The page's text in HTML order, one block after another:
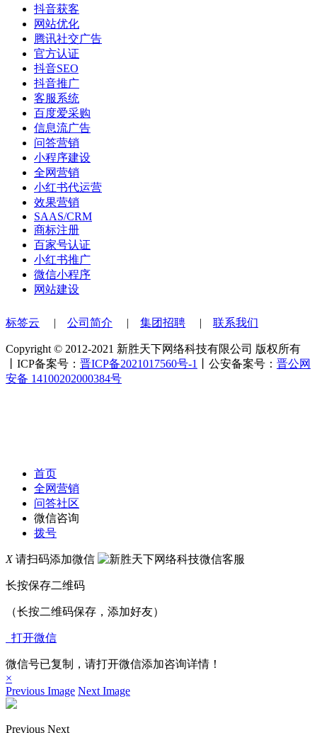
抖音获客
网站优化
腾讯社交广告
官方认证
抖音SEO
抖音推广
客服系统
百度爱采购
信息流广告
问答营销
小程序建设
全网营销
小红书代运营
效果营销
SAAS/CRM
商标注册
百家号认证
小红书推广
微信小程序
网站建设
标签云 公司简介 集团招聘 联系我们
Copyright © 2012-2021 新胜天下网络科技有限公司 版权所有
丨ICP备案号： 晋ICP备2021017560号-1 丨公安备案号： 晋公网
安备 14100202000384号
首页
全网营销
问答社区
微信咨询
拨号
X请扫码添加微信
长按保存二维码
（长按二维码保存，添加好友）
打开微信
微信号已复制，请打开微信添加咨询详情！
×
Previous Image Next Image
Previous Next